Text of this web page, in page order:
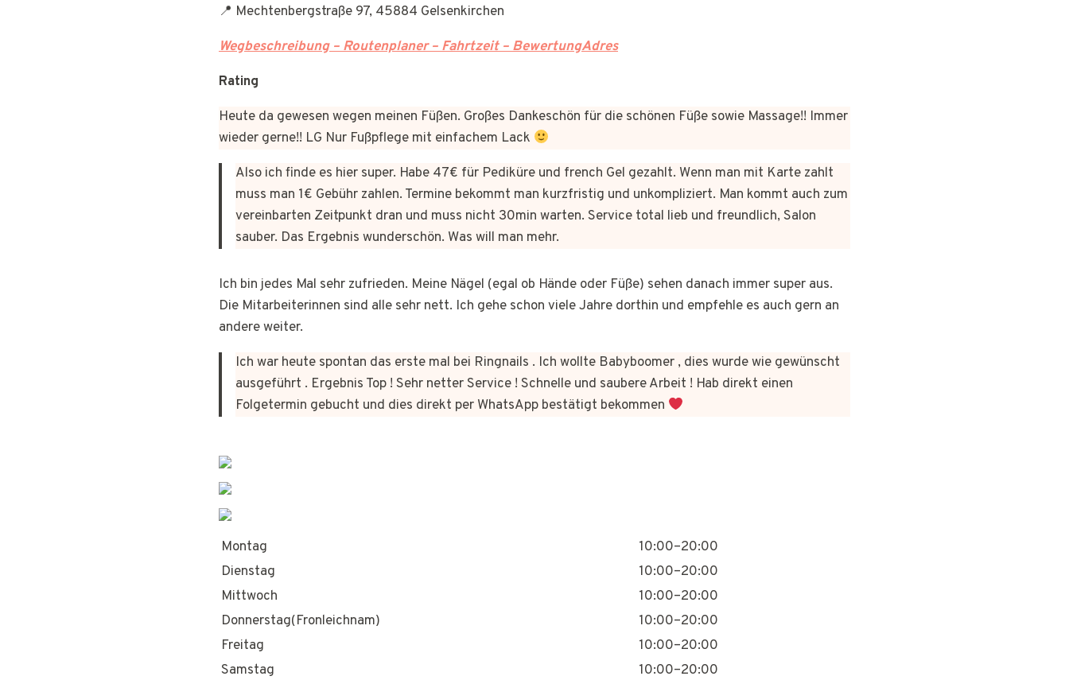
📍 Mechtenbergstraße 97, 45884 Gelsenkirchen
Wegbeschreibung – Routenplaner – Fahrtzeit – BewertungAdres
Rating
Heute da gewesen wegen meinen Füßen. Großes Dankeschön für die schönen Füße sowie Massage!! Immer
wieder gerne!! LG Nur Fußpflege mit einfachem Lack
Also ich finde es hier super. Habe 47€ für Pediküre und french Gel gezahlt. Wenn man mit Karte zahlt
muss man 1€ Gebühr zahlen. Termine bekommt man kurzfristig und unkompliziert. Man kommt auch zum
vereinbarten Zeitpunkt dran und muss nicht 30min warten. Service total lieb und freundlich, Salon
sauber. Das Ergebnis wunderschön. Was will man mehr.
Ich bin jedes Mal sehr zufrieden. Meine Nägel (egal ob Hände oder Füße) sehen danach immer super aus.
Die Mitarbeiterinnen sind alle sehr nett. Ich gehe schon viele Jahre dorthin und empfehle es auch gern an
andere weiter.
Ich war heute spontan das erste mal bei Ringnails . Ich wollte Babyboomer , dies wurde wie gewünscht
ausgeführt . Ergebnis Top ! Sehr netter Service ! Schnelle und saubere Arbeit ! Hab direkt einen
Folgetermin gebucht und dies direkt per WhatsApp bestätigt bekommen
Montag
10:00–20:00
Dienstag
10:00–20:00
Mittwoch
10:00–20:00
Donnerstag(Fronleichnam)
10:00–20:00
Freitag
10:00–20:00
Samstag
10:00–20:00